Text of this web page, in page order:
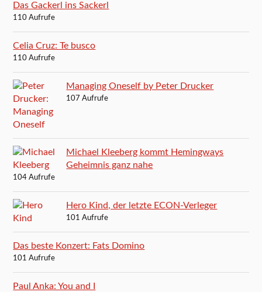
Das Gackerl ins Sackerl
110 Aufrufe
Celia Cruz: Te busco
110 Aufrufe
Managing Oneself by Peter Drucker
107 Aufrufe
Michael Kleeberg kommt Hemingways
Geheimnis ganz nahe
104 Aufrufe
Hero Kind, der letzte ECON-Verleger
101 Aufrufe
Das beste Konzert: Fats Domino
101 Aufrufe
Paul Anka: You and I